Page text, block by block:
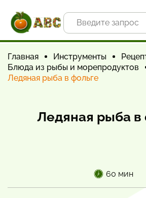
Главная Инструменты
Блюда из рыбы и морепродуктов
Ледяная рыба в фольге
Ледяная рыба в
60 мин